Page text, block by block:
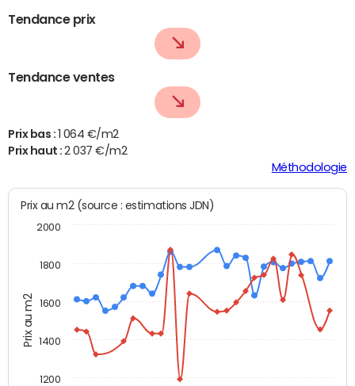
Tendance prix
Tendance ventes
Prix bas :
1 064 €/m2
Prix haut :2 037 €/m2
Méthodologie
Prix au m2
Prix au m2 (source : estimations JDN)
1200
1400
1600
1800
2000